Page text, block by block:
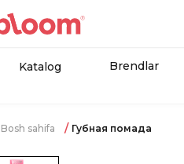
Katalog Brendlar
Bosh sahifa Губная помада